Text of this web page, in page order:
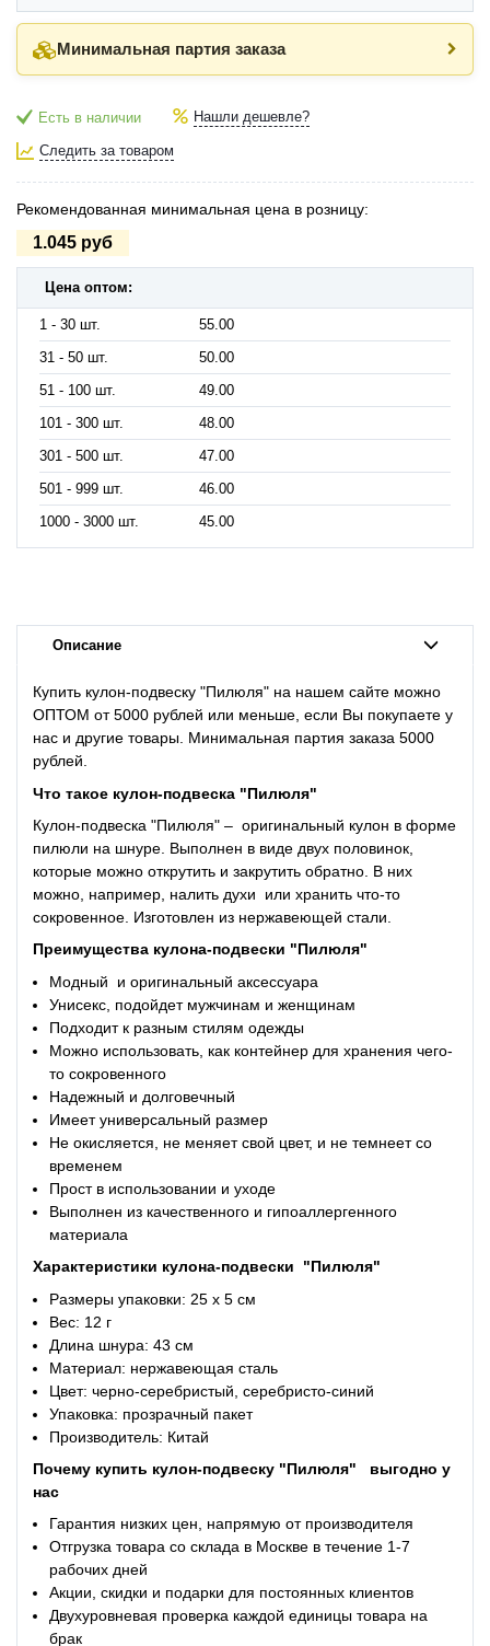
Минимальная партия заказа
Есть в наличии Нашли дешевле?
Следить за товаром
Рекомендованная минимальная цена в розницу:
1.045 руб
Цена оптом:
1 - 30 шт.
55.00
31 - 50 шт.
50.00
51 - 100 шт.
49.00
101 - 300 шт.
48.00
301 - 500 шт.
47.00
501 - 999 шт.
46.00
1000 - 3000 шт.
45.00
Описание
Купить кулон-подвеску "Пилюля" на нашем сайте можно
ОПТОМ от 5000 рублей или меньше, если Вы покупаете у
нас и другие товары. Минимальная партия заказа 5000
рублей.
Что такое кулон-подвеска "Пилюля"
Кулон-подвеска "Пилюля" – оригинальный кулон в форме
пилюли на шнуре. Выполнен в виде двух половинок,
которые можно открутить и закрутить обратно. В них
можно, например, налить духи или хранить что-то
сокровенное. Изготовлен из нержавеющей стали.
Преимущества кулона-подвески "Пилюля"
Модный и оригинальный аксессуарa
Унисекс, подойдет мужчинам и женщинам
Подходит к разным стилям одежды
Можно использовать, как контейнер для хранения чего-
то сокровенного
Надежный и долговечный
Имеет универсальный размер
Не окисляется, не меняет свой цвет, и не темнеет со
временем
Прост в использовании и уходе
Выполнен из качественного и гипоаллергенного
материала
Характеристики кулона-подвески
"Пилюля"
Размеры упаковки: 25 x 5 см
Вес: 12 г
Длина шнура: 43 см
Материал: нержавеющая сталь
Цвет: черно-серебристый, серебристо-синий
Упаковка: прозрачный пакет
Производитель: Китай
Почему купить кулон-подвеску "Пилюля"
выгодно у
нас
Гарантия низких цен, напрямую от производителя
Отгрузка товара со склада в Москве в течение 1-7
рабочих дней
Акции, скидки и подарки для постоянных клиентов
Двухуровневая проверка каждой единицы товара на
брак